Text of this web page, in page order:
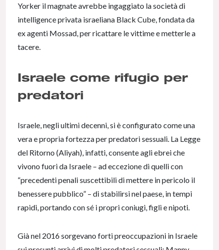
Yorker il magnate avrebbe ingaggiato la società di
intelligence privata israeliana Black Cube, fondata da
ex agenti Mossad, per ricattare le vittime e metterle a
tacere.
Israele come rifugio per
predatori
Israele, negli ultimi decenni, si è configurato come una
vera e propria fortezza per predatori sessuali. La Legge
del Ritorno (Aliyah), infatti, consente agli ebrei che
vivono fuori da Israele – ad eccezione di quelli con
“precedenti penali suscettibili di mettere in pericolo il
benessere pubblico” – di stabilirsi nel paese, in tempi
rapidi, portando con sé i propri coniugi, figli e nipoti.
Già nel 2016 sorgevano forti preoccupazioni in Israele